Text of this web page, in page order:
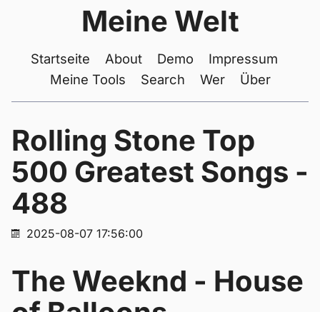
Meine Welt
Startseite About Demo
Impressum
Meine Tools
Search Wer Über
Rolling Stone Top
500 Greatest Songs -
488
2025-08-07 17:56:00
The Weeknd - House